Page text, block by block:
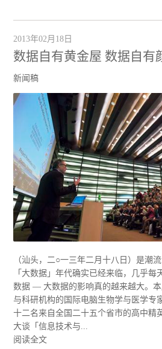
2013年02月18日
数据自有黄金屋 数据自有
新闻稿
（汕头，二○一三年二月十八日）是潮
「大数据」年代确实已经来临，几乎每
数据 — 大数据的影响真的越来越大。
与科研机构的国际电脑生物学与医学专
十二名来自全国二十五个省市的高中精
大谈「信息技术与...
阅读全文